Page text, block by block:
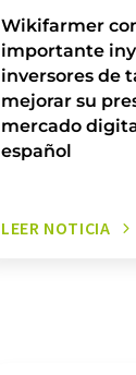
Wikifarmer
importante
inversores de
mejorar su
mercado
español
LEER NOTICIA